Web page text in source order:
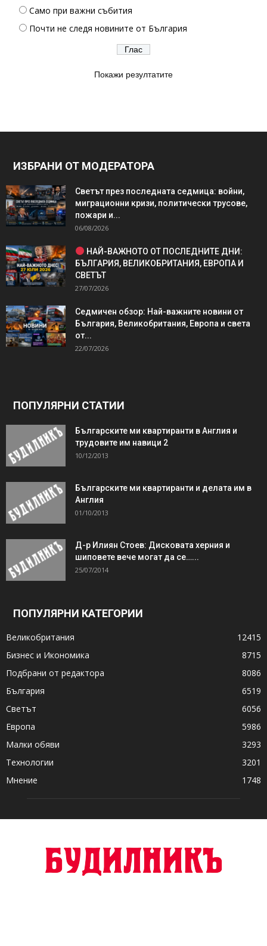
Само при важни събития
Почти не следя новините от България
Покажи резултатите
ИЗБРАНИ ОТ МОДЕРАТОРА
Светът през последната седмица: войни,
миграционни кризи, политически трусове,
пожари и...
06/08/2026
НАЙ-ВАЖНОТО ОТ ПОСЛЕДНИТЕ ДНИ:
БЪЛГАРИЯ, ВЕЛИКОБРИТАНИЯ, ЕВРОПА И
СВЕТЪТ
27/07/2026
Седмичен обзор: Най-важните новини от
България, Великобритания, Европа и света
от...
22/07/2026
ПОПУЛЯРНИ СТАТИИ
Българските ми квартиранти в Англия и
трудовите им навици 2
10/12/2013
Българските ми квартиранти и делата им в
Англия
01/10/2013
Д-р Илиян Стоев: Дисковата херния и
шиповете вече могат да се…...
25/07/2014
ПОПУЛЯРНИ КАТЕГОРИИ
Великобритания
12415
Бизнес и Икономика
8715
Подбрани от редактора
8086
България
6519
Светът
6056
Европа
5986
Малки обяви
3293
Технологии
3201
Мнение
1748